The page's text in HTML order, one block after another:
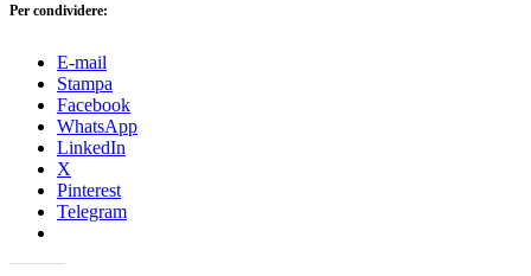
Per condividere:
E-mail
Stampa
Facebook
WhatsApp
LinkedIn
X
Pinterest
Telegram